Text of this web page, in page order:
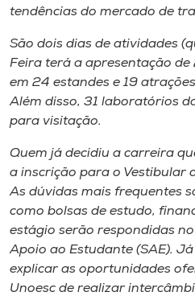
tendências do mercado de
São dois dias de atividades
Feira terá a apresentação
em 24 estandes e 19
Além disso, 31 laboratórios
para visitação.
Quem já decidiu a carreira
a inscrição para o Vestibular
As dúvidas mais frequentes
como bolsas de estudo,
estágio serão respondidas
Apoio ao Estudante (SAE).
explicar as oportunidades
Unoesc de realizar